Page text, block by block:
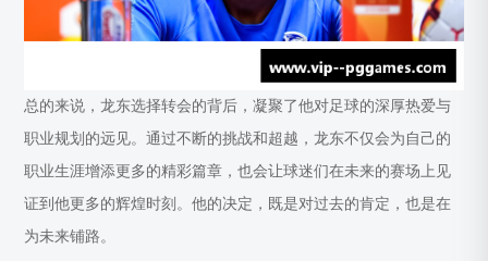
总的来说，龙东选择转会的背后，凝聚了他对足球的深厚热爱与
职业规划的远见。通过不断的挑战和超越，龙东不仅会为自己的
职业生涯增添更多的精彩篇章，也会让球迷们在未来的赛场上见
证到他更多的辉煌时刻。他的决定，既是对过去的肯定，也是在
为未来铺路。